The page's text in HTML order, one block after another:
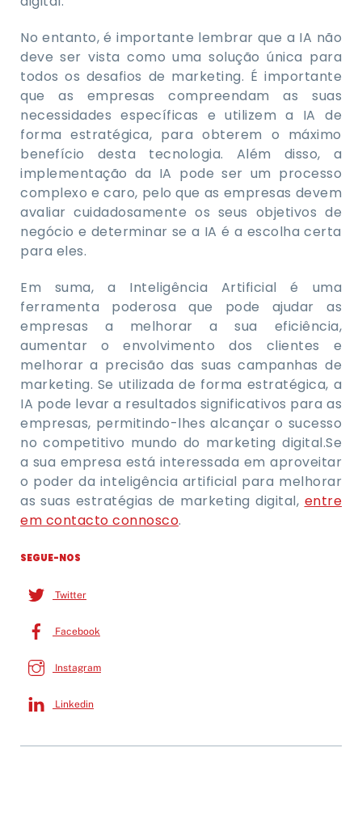
No entanto, é importante lembrar que a IA não
deve ser vista como uma solução única para
todos os desafios de marketing. É importante
que as empresas compreendam as suas
necessidades específicas e utilizem a IA de
forma estratégica, para obterem o máximo
benefício desta tecnologia. Além disso, a
implementação da IA pode ser um processo
complexo e caro, pelo que as empresas devem
avaliar cuidadosamente os seus objetivos de
negócio e determinar se a IA é a escolha certa
para eles.
Em suma, a Inteligência Artificial é uma
ferramenta poderosa que pode ajudar as
empresas a melhorar a sua eficiência,
aumentar o envolvimento dos clientes e
melhorar a precisão das suas campanhas de
marketing. Se utilizada de forma estratégica, a
IA pode levar a resultados significativos para as
empresas, permitindo-lhes alcançar o sucesso
no competitivo mundo do marketing digital.Se
a sua empresa está interessada em aproveitar
o poder da inteligência artificial para melhorar
as suas estratégias de marketing digital, entre
em contacto connosco.
SEGUE-NOS
Twitter
Facebook
Instagram
Linkedin